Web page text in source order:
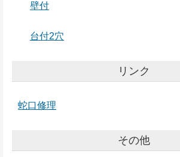
壁付
台付2穴
リンク
蛇口修理
その他